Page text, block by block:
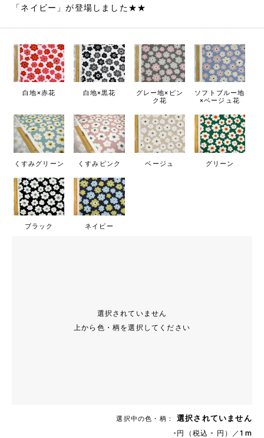
「ネイビー」が登場しました★★
白地×赤花 白地×黒花
グレー地×ピン
ク花
ソフトブルー地
×ベージュ花
くすみグリーン くすみピンク ベージュ グリーン
ブラック ネイビー
選択されていません
上から色・柄を選択してください
選択中の色・柄： 選択されていません
-円（税込 - 円）／1m